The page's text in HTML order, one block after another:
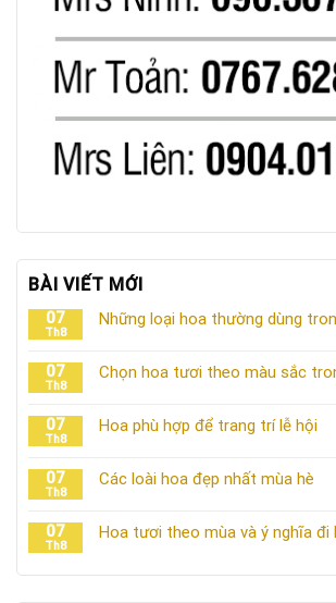
BÀI VIẾT MỚI
07
Th8
Những loại hoa thường dùng
07
Th8
Chọn hoa tươi theo màu sắc
07
Th8
Hoa phù hợp để trang trí lễ hội
07
Th8
Các loài hoa đẹp nhất mùa hè
07
Th8
Hoa tươi theo mùa và ý nghĩa đi